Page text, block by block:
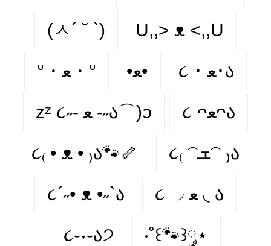
(ㅅ´ ˘ `) U,,> ᴥ <,,U
ᐡ・ﻌ・ᐡ •ﻌ• ૮ ･ ﻌ･ა
zᶻ ૮˶- ﻌ -˶ა⌒)ᦱ ૮ ᴖﻌᴖა
૮₍ • ᴥ • ₎ა🐾🦴 ૮₍ 𝁽ܫ𝁽 ₎ა
૮´˶• ᴥ •˶`ა ૮ ◞ ﻌ ◟ ა
૮֊˕֊ა੭ ‧˚꒰🐾꒱༘⋆